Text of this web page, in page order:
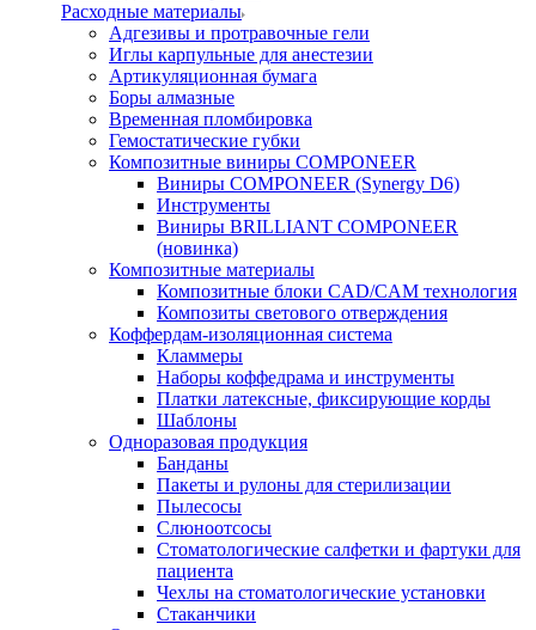
Расходные материалы
Адгезивы и протравочные гели
Иглы карпульные для анестезии
Артикуляционная бумага
Боры алмазные
Временная пломбировка
Гемостатические губки
Композитные виниры COMPONEER
Виниры COMPONEER (Synergy D6)
Инструменты
Виниры BRILLIANT COMPONEER
(новинка)
Композитные материалы
Композитные блоки CAD/СAM технология
Композиты светового отверждения
Коффердам-изоляционная система
Кламмеры
Наборы коффедрама и инструменты
Платки латексные, фиксирующие корды
Шаблоны
Одноразовая продукция
Банданы
Пакеты и рулоны для стерилизации
Пылесосы
Слюноотсосы
Стоматологические салфетки и фартуки для
пациента
Чехлы на стоматологические установки
Стаканчики